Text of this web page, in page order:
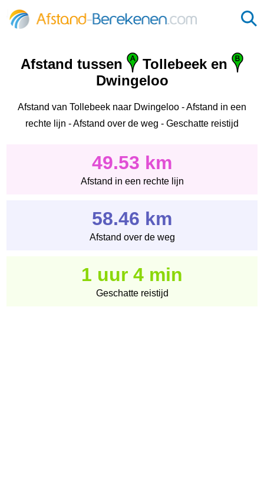
Afstand tussen
Tollebeek en
Dwingeloo
Afstand van Tollebeek naar Dwingeloo - Afstand in een
rechte lijn - Afstand over de weg - Geschatte reistijd
49.53 km
Afstand in een rechte lijn
58.46 km
Afstand over de weg
1 uur 4 min
Geschatte reistijd